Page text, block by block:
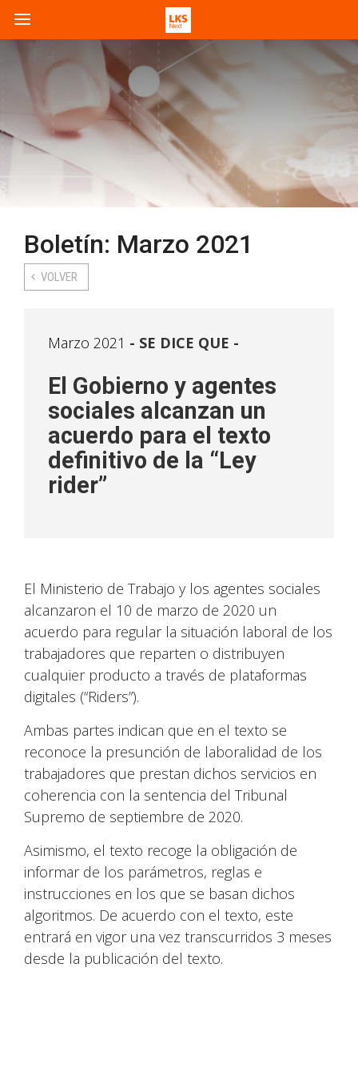
Boletín: Marzo 2021
VOLVER
Marzo 2021 SE DICE QUE -
El Gobierno y agentes
sociales alcanzan un
acuerdo para el texto
definitivo de la “Ley
rider”
El Ministerio de Trabajo y los agentes sociales
alcanzaron el 10 de marzo de 2020 un
acuerdo para regular la situación laboral de los
trabajadores que reparten o distribuyen
cualquier producto a través de plataformas
digitales (“Riders”).
Ambas partes indican que en el texto se
reconoce la presunción de laboralidad de los
trabajadores que prestan dichos servicios en
coherencia con la sentencia del Tribunal
Supremo de septiembre de 2020.
Asimismo, el texto recoge la obligación de
informar de los parámetros, reglas e
instrucciones en los que se basan dichos
algoritmos. De acuerdo con el texto, este
entrará en vigor una vez transcurridos 3 meses
desde la publicación del texto.